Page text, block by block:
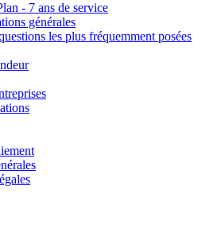
- 7 ans de service
générales
les plus fréquemment posées